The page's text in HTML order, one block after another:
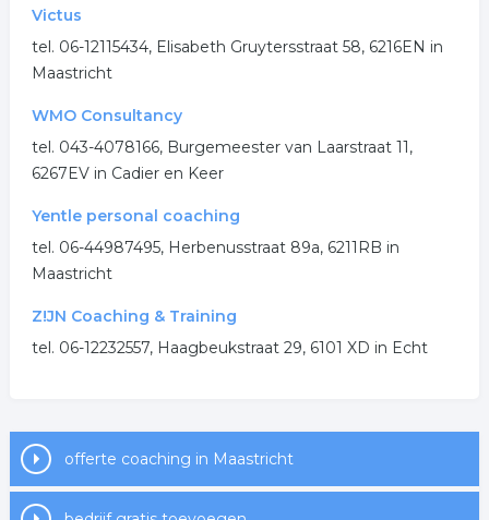
Victus
tel. 06-12115434, Elisabeth Gruytersstraat 58, 6216EN in
Maastricht
WMO Consultancy
tel. 043-4078166, Burgemeester van Laarstraat 11,
6267EV in Cadier en Keer
Yentle personal coaching
tel. 06-44987495, Herbenusstraat 89a, 6211RB in
Maastricht
Z!JN Coaching & Training
tel. 06-12232557, Haagbeukstraat 29, 6101 XD in Echt
offerte coaching in Maastricht